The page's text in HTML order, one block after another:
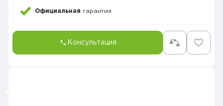
Официальная гарантия
Консультация